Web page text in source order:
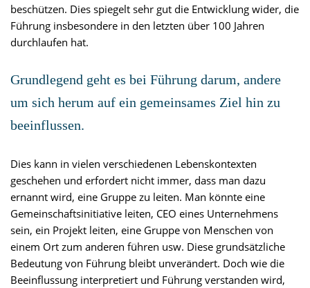
beschützen. Dies spiegelt sehr gut die Entwicklung wider, die
Führung insbesondere in den letzten über 100 Jahren
durchlaufen hat.
Grundlegend geht es bei Führung darum, andere
um sich herum auf ein gemeinsames Ziel hin zu
beeinflussen.
Dies kann in vielen verschiedenen Lebenskontexten
geschehen und erfordert nicht immer, dass man dazu
ernannt wird, eine Gruppe zu leiten. Man könnte eine
Gemeinschaftsinitiative leiten, CEO eines Unternehmens
sein, ein Projekt leiten, eine Gruppe von Menschen von
einem Ort zum anderen führen usw. Diese grundsätzliche
Bedeutung von Führung bleibt unverändert. Doch wie die
Beeinflussung interpretiert und Führung verstanden wird,